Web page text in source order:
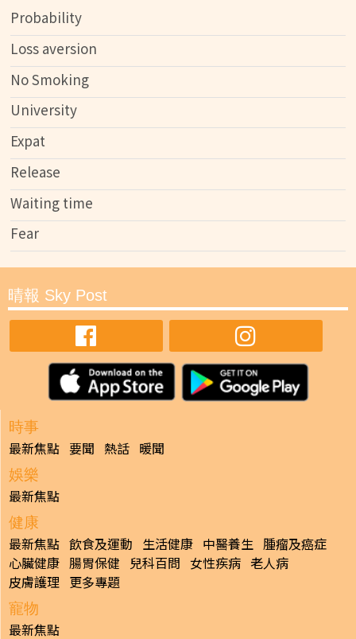
Probability
Loss aversion
No Smoking
University
Expat
Release
Waiting time
Fear
晴報 Sky Post
時事
最新焦點 要聞 熱話 暖聞
娛樂
最新焦點
健康
最新焦點 飲食及運動 生活健康 中醫養生 腫瘤及癌症
心臟健康 腸胃保健 兒科百問 女性疾病 老人病
皮膚護理 更多專題
寵物
最新焦點